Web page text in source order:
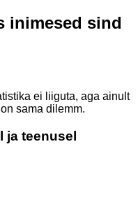
inimesed sind
ei liiguta, aga ainult
sama dilemm.
ja teenusel